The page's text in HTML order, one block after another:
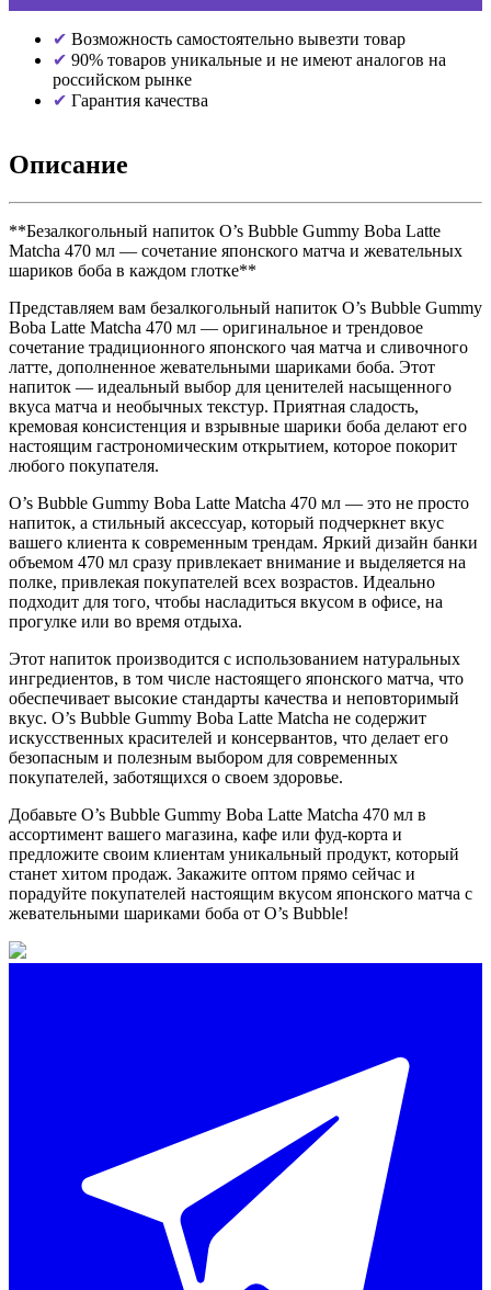
Возможность самостоятельно вывезти товар
90% товаров уникальные и не имеют аналогов на
российском рынке
Гарантия качества
Описание
**Безалкогольный напиток O’s Bubble Gummy Boba Latte
Matcha 470 мл — сочетание японского матча и жевательных
шариков боба в каждом глотке**
Представляем вам безалкогольный напиток O’s Bubble Gummy
Boba Latte Matcha 470 мл — оригинальное и трендовое
сочетание традиционного японского чая матча и сливочного
латте, дополненное жевательными шариками боба. Этот
напиток — идеальный выбор для ценителей насыщенного
вкуса матча и необычных текстур. Приятная сладость,
кремовая консистенция и взрывные шарики боба делают его
настоящим гастрономическим открытием, которое покорит
любого покупателя.
O’s Bubble Gummy Boba Latte Matcha 470 мл — это не просто
напиток, а стильный аксессуар, который подчеркнет вкус
вашего клиента к современным трендам. Яркий дизайн банки
объемом 470 мл сразу привлекает внимание и выделяется на
полке, привлекая покупателей всех возрастов. Идеально
подходит для того, чтобы насладиться вкусом в офисе, на
прогулке или во время отдыха.
Этот напиток производится с использованием натуральных
ингредиентов, в том числе настоящего японского матча, что
обеспечивает высокие стандарты качества и неповторимый
вкус. O’s Bubble Gummy Boba Latte Matcha не содержит
искусственных красителей и консервантов, что делает его
безопасным и полезным выбором для современных
покупателей, заботящихся о своем здоровье.
Добавьте O’s Bubble Gummy Boba Latte Matcha 470 мл в
ассортимент вашего магазина, кафе или фуд-корта и
предложите своим клиентам уникальный продукт, который
станет хитом продаж. Закажите оптом прямо сейчас и
порадуйте покупателей настоящим вкусом японского матча с
жевательными шариками боба от O’s Bubble!